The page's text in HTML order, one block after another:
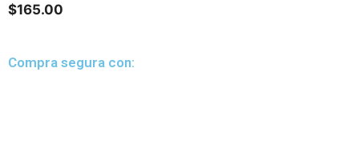
$165.00
Compra segura con: